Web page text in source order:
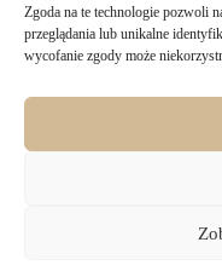
Zgoda na te technologie pozwoli
przeglądania lub unikalne
wycofanie zgody może
Jak
14 dni
biuro@majru.com